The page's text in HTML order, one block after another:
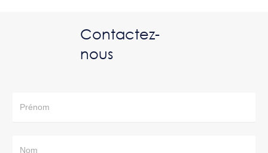
Contactez-
nous